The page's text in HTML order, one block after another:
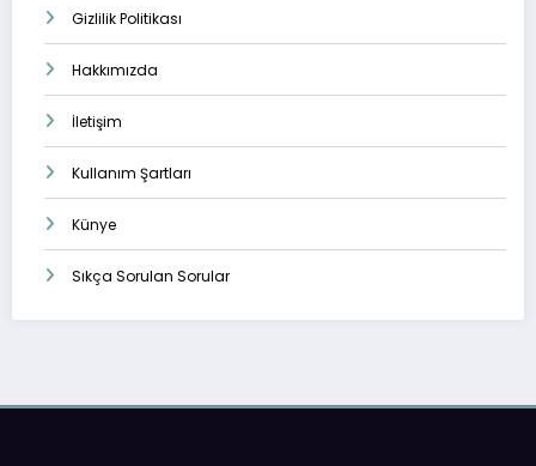
Gizlilik Politikası
Hakkımızda
İletişim
Kullanım Şartları
Künye
Sıkça Sorulan Sorular